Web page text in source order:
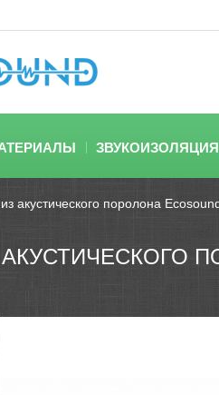
ЗВУКОИЗОЛЯЦИЯ
акустического поролона